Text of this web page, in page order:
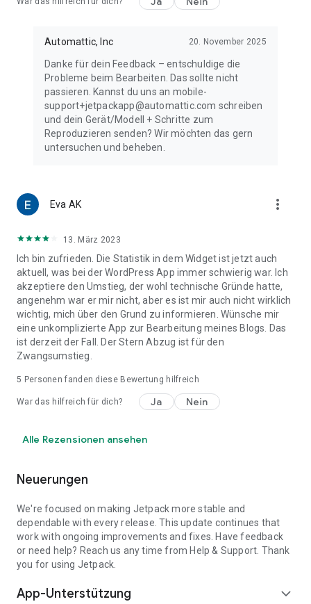
Automattic, Inc 20. November 2025
Danke für dein Feedback – entschuldige die
Probleme beim Bearbeiten. Das sollte nicht
passieren. Kannst du uns an mobile-
support+jetpackapp@automattic.com schreiben
und dein Gerät/Modell + Schritte zum
Reproduzieren senden? Wir möchten das gern
untersuchen und beheben.
Eva AK more_vert
13. März 2023
Ich bin zufrieden. Die Statistik in dem Widget ist jetzt auch
aktuell, was bei der WordPress App immer schwierig war. Ich
akzeptiere den Umstieg, der wohl technische Gründe hatte,
angenehm war er mir nicht, aber es ist mir auch nicht wirklich
wichtig, mich über den Grund zu informieren. Wünsche mir
eine unkomplizierte App zur Bearbeitung meines Blogs. Das
ist derzeit der Fall. Der Stern Abzug ist für den
Zwangsumstieg.
5 Personen fanden diese Bewertung hilfreich
War das hilfreich für dich? Ja Nein
Alle Rezensionen ansehen
Neuerungen
We're focused on making Jetpack more stable and
dependable with every release. This update continues that
work with ongoing improvements and fixes. Have feedback
or need help? Reach us any time from Help & Support. Thank
you for using Jetpack.
App-Unterstützung expand_more